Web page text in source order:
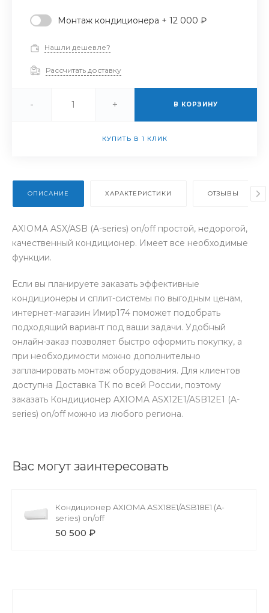
Монтаж кондиционера + 12 000 ₽
Нашли дешевле?
Рассчитать доставку
- + В КОРЗИНУ
КУПИТЬ В 1 КЛИК
ОПИСАНИЕ ХАРАКТЕРИСТИКИ ОТЗЫВЫ
AXIOMA ASX/ASB (A-series) on/off простой, недорогой,
качественный кондиционер. Имеет все необходимые
функции.
Если вы планируете заказать эффективные
кондиционеры и сплит-системы по выгодным ценам,
интернет-магазин Имир174 поможет подобрать
подходящий вариант под ваши задачи. Удобный
онлайн-заказ позволяет быстро оформить покупку, а
при необходимости можно дополнительно
запланировать монтаж оборудования. Для клиентов
доступна Доставка ТК по всей России, поэтому
заказать Кондиционер AXIOMA ASX12E1/ASB12E1 (A-
series) on/off можно из любого региона.
Вас могут заинтересовать
Кондиционер AXIOMA ASX18E1/ASB18E1 (A-
series) on/off
50 500 ₽